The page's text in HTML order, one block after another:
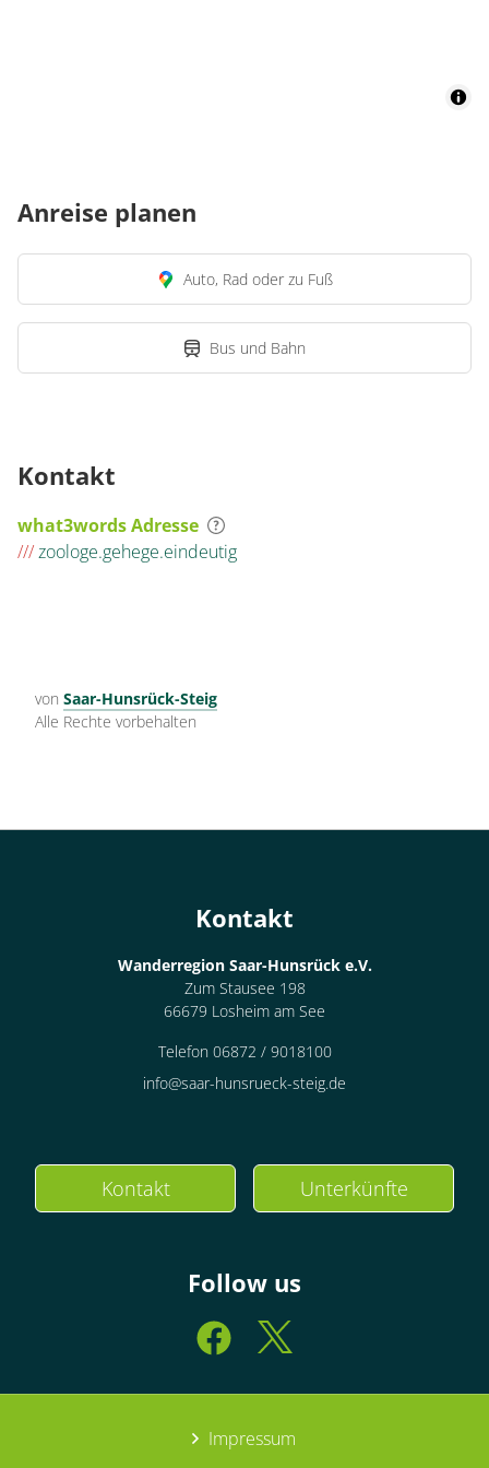
Anreise planen
Auto, Rad oder zu Fuß
Bus und Bahn
Kontakt
what3words Adresse
///zoologe.gehege.eindeutig
von Saar-Hunsrück-Steig
Alle Rechte vorbehalten
Kontakt
Wanderregion Saar-Hunsrück e.V.
Zum Stausee 198
66679 Losheim am See
Telefon 06872 / 9018100
info@saar-hunsrueck-steig.de
Kontakt Unterkünfte
Follow us
Impressum